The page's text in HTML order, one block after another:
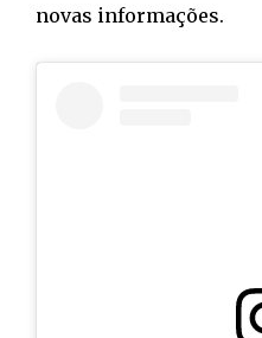
novas informações.